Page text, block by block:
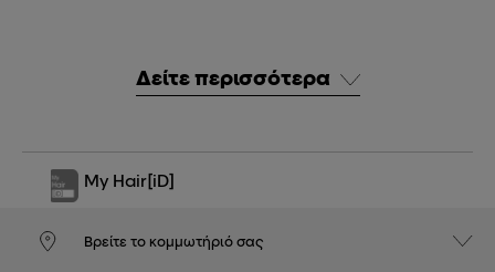
Δείτε περισσότερα
My Hair[iD]
Βρείτε το κομμωτήριό σας